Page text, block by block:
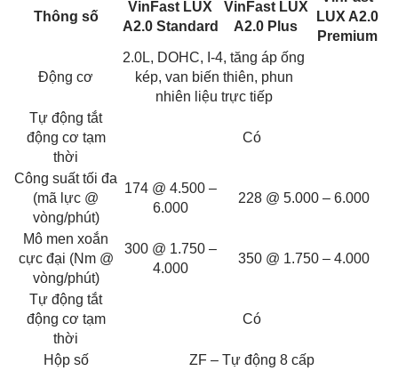
Thông số
VinFast LUX
A2.0 Standard
VinFast LUX
A2.0 Plus
LUX A2.0
Premium
Động cơ
2.0L, DOHC, I-4, tăng áp ống
kép, van biến thiên, phun
nhiên liệu trực tiếp
Tự động tắt
động cơ tạm
thời
Có
Công suất tối đa
(mã lực @
vòng/phút)
174 @ 4.500 –
6.000
228 @ 5.000 – 6.000
Mô men xoắn
cực đại (Nm @
vòng/phút)
300 @ 1.750 –
4.000
350 @ 1.750 – 4.000
Tự động tắt
động cơ tạm
thời
Có
Hộp số ZF – Tự động 8 cấp